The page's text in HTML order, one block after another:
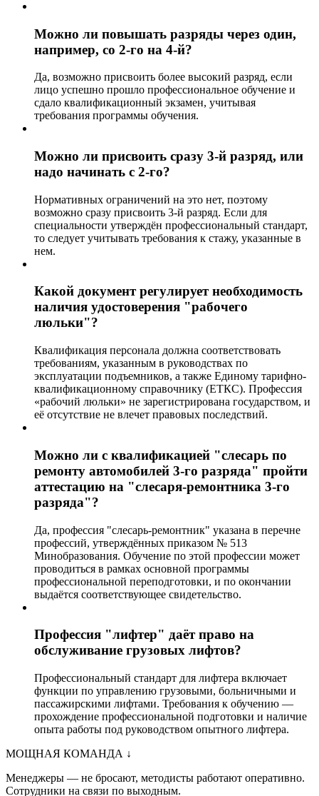
Можно ли повышать разряды через один,
например, со 2-го на 4-й?
Да, возможно присвоить более высокий разряд, если
лицо успешно прошло профессиональное обучение и
сдало квалификационный экзамен, учитывая
требования программы обучения.
Можно ли присвоить сразу 3-й разряд, или
надо начинать с 2-го?
Нормативных ограничений на это нет, поэтому
возможно сразу присвоить 3-й разряд. Если для
специальности утверждён профессиональный стандарт,
то следует учитывать требования к стажу, указанные в
нем.
Какой документ регулирует необходимость
наличия удостоверения "рабочего
люльки"?
Квалификация персонала должна соответствовать
требованиям, указанным в руководствах по
эксплуатации подъемников, а также Единому тарифно-
квалификационному справочнику (ЕТКС). Профессия
«рабочий люльки» не зарегистрирована государством, и
её отсутствие не влечет правовых последствий.
Можно ли с квалификацией "слесарь по
ремонту автомобилей 3-го разряда" пройти
аттестацию на "слесаря-ремонтника 3-го
разряда"?
Да, профессия "слесарь-ремонтник" указана в перечне
профессий, утверждённых приказом № 513
Минобразования. Обучение по этой профессии может
проводиться в рамках основной программы
профессиональной переподготовки, и по окончании
выдаётся соответствующее свидетельство.
Профессия "лифтер" даёт право на
обслуживание грузовых лифтов?
Профессиональный стандарт для лифтера включает
функции по управлению грузовыми, больничными и
пассажирскими лифтами. Требования к обучению —
прохождение профессиональной подготовки и наличие
опыта работы под руководством опытного лифтера.
МОЩНАЯ КОМАНДА ↓
Менеджеры — не бросают, методисты работают оперативно.
Сотрудники на связи по выходным.